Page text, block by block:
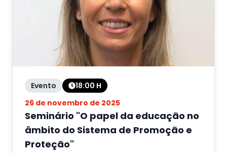
Evento 18:00 H
26 de novembro de 2025
Seminário "O papel da educação no
âmbito do Sistema de Promoção e
Proteção"